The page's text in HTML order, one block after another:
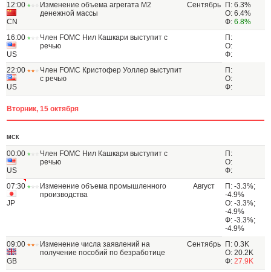
12:00
CN
Изменение объема агрегата М2
денежной массы
Сентябрь
П: 6.3%
О: 6.4%
Ф: 6.8%
16:00
US
Член FOMC Нил Кашкари выступит с
речью
П:
О:
Ф:
22:00
US
Член FOMC Кристофер Уоллер выступит
с речью
П:
О:
Ф:
Вторник, 15 октября
МСК
00:00
US
Член FOMC Нил Кашкари выступит с
речью
П:
О:
Ф:
07:30
JP
Изменение объема промышленного
производства
Август
П: -3.3%;
-4.9%
О: -3.3%;
-4.9%
Ф: -3.3%;
-4.9%
09:00
GB
Изменение числа заявлений на
получение пособий по безработице
Сентябрь
П: 0.3K
О: 20.2K
Ф: 27.9K